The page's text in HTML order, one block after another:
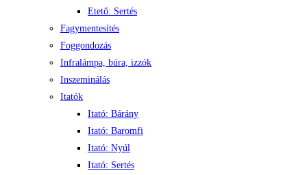
Etető: Sertés
Fagymentesítés
Foggondozás
Infralámpa, búra, izzók
Inszeminálás
Itatók
Itató: Bárány
Itató: Baromfi
Itató: Nyúl
Itató: Sertés